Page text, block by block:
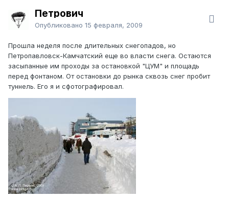
Петрович
Опубликовано 15 февраля, 2009
Прошла неделя после длительных снегопадов, но
Петропавловск-Камчатский еще во власти снега. Остаются
засыпанные им проходы за остановкой "ЦУМ" и площадь
перед фонтаном. От остановки до рынка сквозь снег пробит
туннель. Его я и сфотографировал.